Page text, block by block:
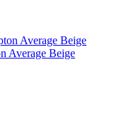
Average Beige